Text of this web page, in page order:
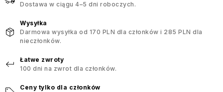
Dostawa w ciągu 4–5 dni roboczych.
Wysyłka
Darmowa wysyłka od 170 PLN dla członków i 285 PLN dla
nieczłonków.
Łatwe zwroty
100 dni na zwrot dla członków.
Ceny tylko dla członków